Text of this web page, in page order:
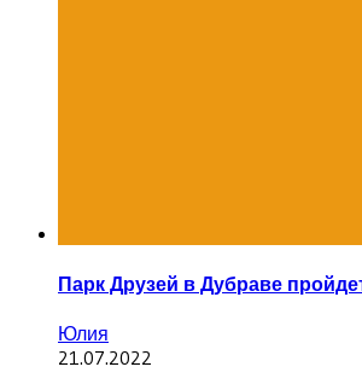
Парк Друзей в Дубраве
Юлия
21.07.2022